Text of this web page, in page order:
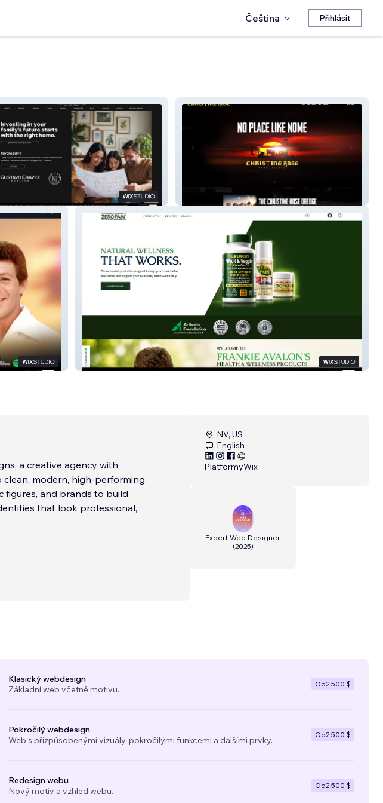
Čeština Přihlásit
Chavez Realtor The Christine Rose
Zero Pain
a creative agency with
modern, high-performing
figures, and brands to build
that look professional,
strategy t
NV, US
English
PlatformyWix
Expert Web Designer
(2025)
Klasický webdesign
Základní web včetně motivu.
Od2 500 $
Pokročilý webdesign
Web s přizpůsobenými vizuály, pokročilými funkcemi a dalšími prvky.
Od2 500 $
Redesign webu
Nový motiv a vzhled webu.
Od2 500 $